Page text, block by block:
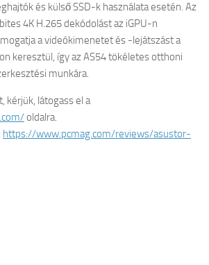
és külső SSD-k használata esetén. Az
4K H.265 dekódolást az iGPU-n
a videókimenetet és -lejátszást a
keresztül, így az AS54 tökéletes otthoni
munkára.
kérjük, látogass el a
oldalra.
https://www.pcmag.com/reviews/asustor-